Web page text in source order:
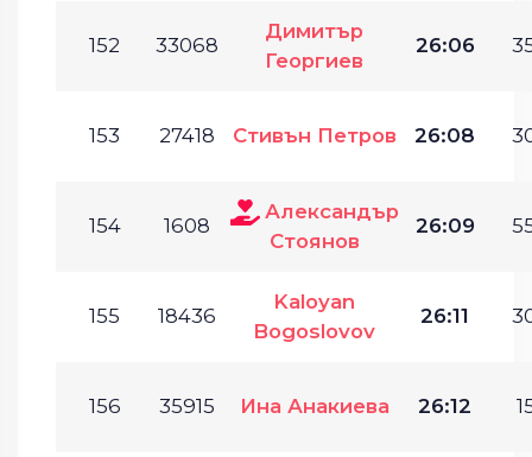
152 33068
Димитър
Георгиев
26:06
153 27418 Стивън Петров 26:08
154 1608
Александър
Стоянов
26:09
155 18436
Kaloyan
Bogoslovov
26:11
156 35915 Ина Анакиева 26:12